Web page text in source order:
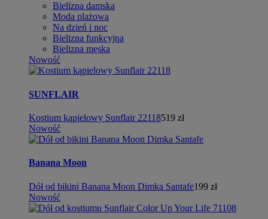
Bielizna damska
Moda plażowa
Na dzień i noc
Bielizna funkcyjna
Bielizna męska
Nowość
SUNFLAIR
Kostium kąpielowy Sunflair 22118519 zł
Nowość
Banana Moon
Dół od bikini Banana Moon Dimka Santafe199 zł
Nowość